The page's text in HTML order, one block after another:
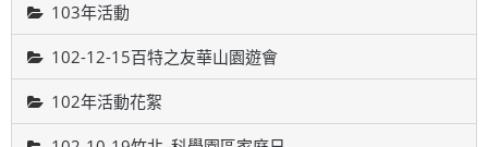
103年活動
102-12-15百特之友華山園遊會
102年活動花絮